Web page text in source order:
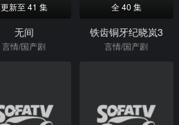
更新至 41 集
无间
言情/国产剧
全 40 集
铁齿铜牙纪晓岚3
言情/国产剧